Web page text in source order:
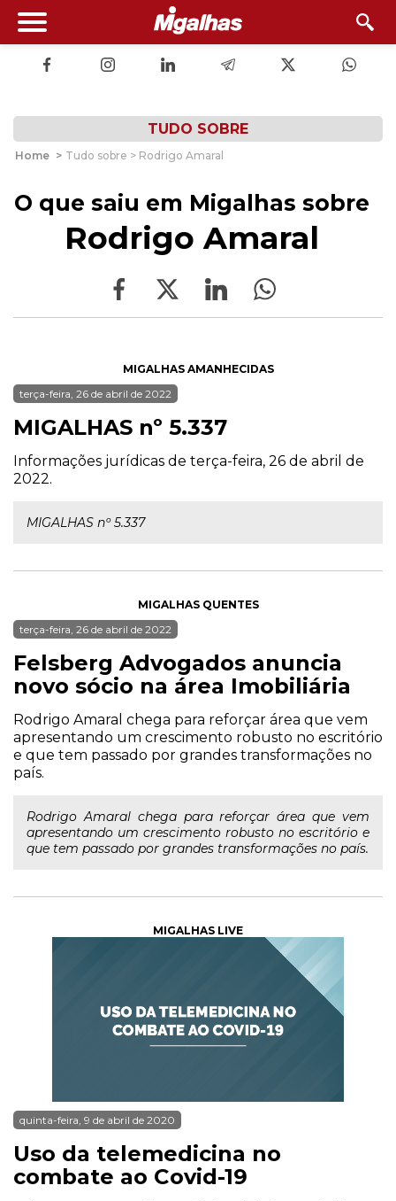
TUDO SOBRE
Home > Tudo sobre > Rodrigo Amaral
O que saiu em Migalhas sobre
Rodrigo Amaral
MIGALHAS AMANHECIDAS
terça-feira, 26 de abril de 2022
MIGALHAS nº 5.337
Informações jurídicas de terça-feira, 26 de abril de
2022.
MIGALHAS nº 5.337
MIGALHAS QUENTES
terça-feira, 26 de abril de 2022
Felsberg Advogados anuncia
novo sócio na área Imobiliária
Rodrigo Amaral chega para reforçar área que vem
apresentando um crescimento robusto no escritório
e que tem passado por grandes transformações no
país.
Rodrigo Amaral chega para reforçar área que vem
apresentando um crescimento robusto no escritório e
que tem passado por grandes transformações no país.
MIGALHAS LIVE
quinta-feira, 9 de abril de 2020
Uso da telemedicina no
combate ao Covid-19